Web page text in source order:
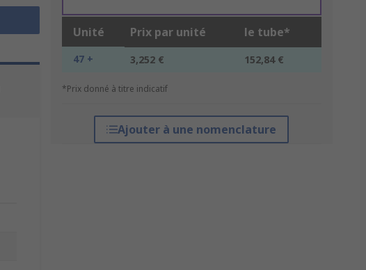
Unité Prix par unité le tube*
47 + 3,252 € 152,84 €
*Prix donné à titre indicatif
Ajouter à une nomenclature